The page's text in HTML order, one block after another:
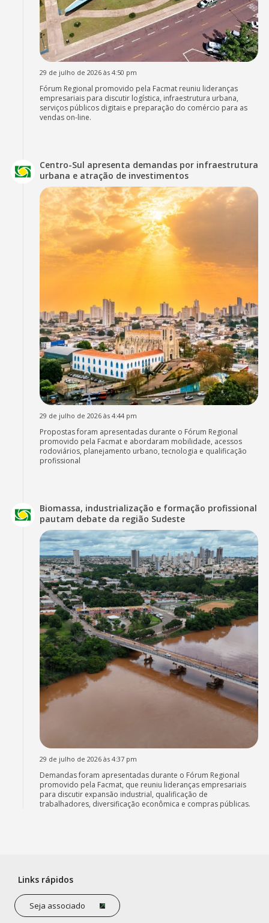
29 de julho de 2026 às 4:50 pm
Fórum Regional promovido pela Facmat reuniu lideranças
empresariais para discutir logística, infraestrutura urbana,
serviços públicos digitais e preparação do comércio para as
vendas on-line.
Centro-Sul apresenta demandas por infraestrutura
urbana e atração de investimentos
29 de julho de 2026 às 4:44 pm
Propostas foram apresentadas durante o Fórum Regional
promovido pela Facmat e abordaram mobilidade, acessos
rodoviários, planejamento urbano, tecnologia e qualificação
profissional
Biomassa, industrialização e formação profissional
pautam debate da região Sudeste
29 de julho de 2026 às 4:37 pm
Demandas foram apresentadas durante o Fórum Regional
promovido pela Facmat, que reuniu lideranças empresariais
para discutir expansão industrial, qualificação de
trabalhadores, diversificação econômica e compras públicas.
Links rápidos
Seja associado